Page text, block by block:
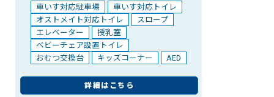
車いす対応駐車場
車いす対応トイレ
オストメイト対応トイレ
スロープ
エレベーター
授乳室
ベビーチェア設置トイレ
おむつ交換台
キッズコーナー AED
詳細はこちら